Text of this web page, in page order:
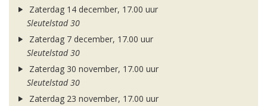
Zaterdag 14 december, 17.00 uur
Sleutelstad 30
Zaterdag 7 december, 17.00 uur
Sleutelstad 30
Zaterdag 30 november, 17.00 uur
Sleutelstad 30
Zaterdag 23 november, 17.00 uur